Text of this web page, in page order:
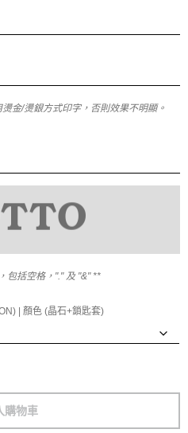
金/燙銀方式印字，否則效果不明顯。
包括空格，"." 及 "&" **
| 顏色 (晶石+鎖匙套)
購物車